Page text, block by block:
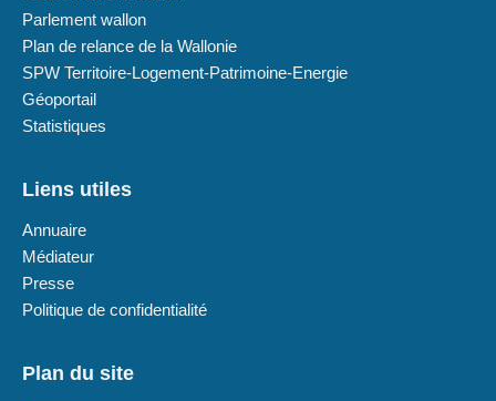
Parlement wallon
Plan de relance de la Wallonie
SPW Territoire-Logement-Patrimoine-Energie
Géoportail
Statistiques
Liens utiles
Annuaire
Médiateur
Presse
Politique de confidentialité
Plan du site